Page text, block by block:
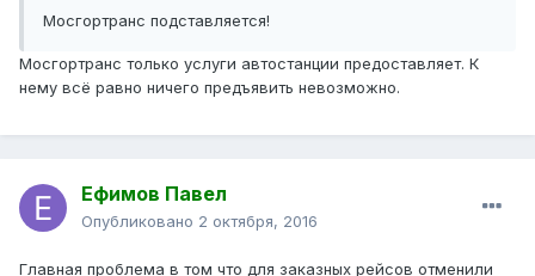
Мосгортранс подставляется!
Мосгортранс только услуги автостанции предоставляет. К
нему всё равно ничего предъявить невозможно.
Ефимов Павел
Опубликовано 2 октября, 2016
Главная проблема в том что для заказных рейсов отменили